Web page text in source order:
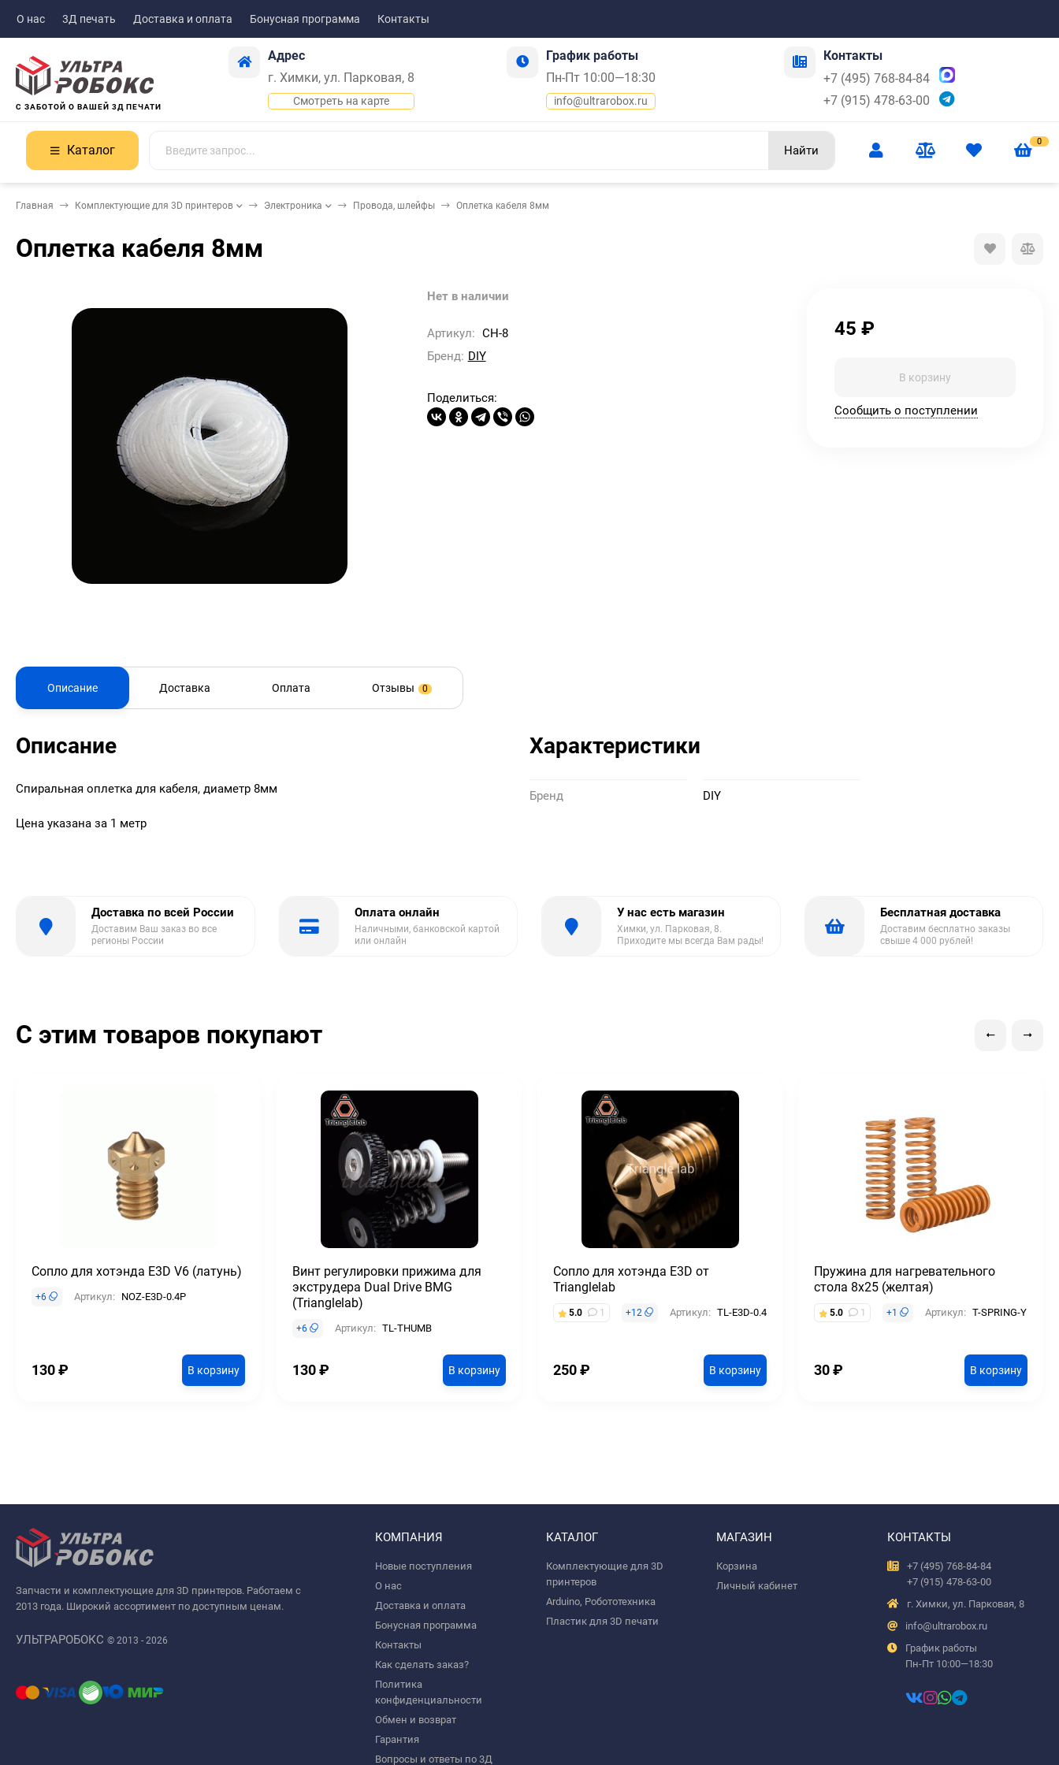
О нас 3Д печать Доставка и оплата Бонусная программа Контакты
С ЗАБОТОЙ О ВАШЕЙ 3Д ПЕЧАТИ
Адрес
г. Химки, ул. Парковая, 8
Смотреть на карте
График работы
Пн-Пт 10:00—18:30
info@ultrarobox.ru
Контакты
+7 (495) 768-84-84
+7 (915) 478-63-00
Каталог Найти
0
Главная Комплектующие для 3D принтеров Электроника Провода, шлейфы Оплетка кабеля 8мм
Оплетка кабеля 8мм
Нет в наличии
Артикул: CH-8
Бренд: DIY
Поделиться:
45 ₽
В корзину
Сообщить о поступлении
Описание Доставка Оплата Отзывы 0
Описание
Спиральная оплетка для кабеля, диаметр 8мм
Цена указана за 1 метр
Характеристики
Бренд DIY
Доставка по всей России
Доставим Ваш заказ во все
регионы России
Оплата онлайн
Наличными, банковской картой
или онлайн
У нас есть магазин
Химки, ул. Парковая, 8.
Приходите мы всегда Вам рады!
Бесплатная доставка
Доставим бесплатно заказы
свыше 4 000 рублей!
С этим товаров покупают
Сопло для хотэнда E3D V6 (латунь)
+6 Артикул: NOZ-E3D-0.4P
130₽ В корзину
Винт регулировки прижима для
экструдера Dual Drive BMG
(Trianglelab)
+6 Артикул: TL-THUMB
130₽ В корзину
Сопло для хотэнда E3D от
Trianglelab
5.0 1 +12 Артикул: TL-E3D-0.4
250₽ В корзину
Пружина для нагревательного
стола 8x25 (желтая)
5.0 1 +1 Артикул: T-SPRING-Y
30₽ В корзину
Запчасти и комплектующие для 3D принтеров. Работаем с
2013 года. Широкий ассортимент по доступным ценам.
УЛЬТРАРОБОКС © 2013 - 2026
КОМПАНИЯ
Новые поступления
О нас
Доставка и оплата
Бонусная программа
Контакты
Как сделать заказ?
Политика
конфиденциальности
Обмен и возврат
Гарантия
Вопросы и ответы по 3Д
КАТАЛОГ
Комплектующие для 3D
принтеров
Arduino, Робототехника
Пластик для 3D печати
МАГАЗИН
Корзина
Личный кабинет
КОНТАКТЫ
+7 (495) 768-84-84
+7 (915) 478-63-00
г. Химки, ул. Парковая, 8
info@ultrarobox.ru
График работы
Пн-Пт 10:00—18:30